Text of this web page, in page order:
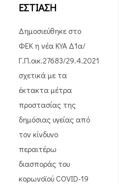
ΕΣΤΙΑΣΗ
Δημοσιεύθηκε στο
ΦΕΚ η νέα ΚΥΑ Δ1α/
Γ.Π.οικ.27683/29.4.2021
σχετικά με τα
έκτακτα μέτρα
προστασίας της
δημόσιας υγείας από
τον κίνδυνο
περαιτέρω
διασποράς του
κορωνοϊού COVID-19